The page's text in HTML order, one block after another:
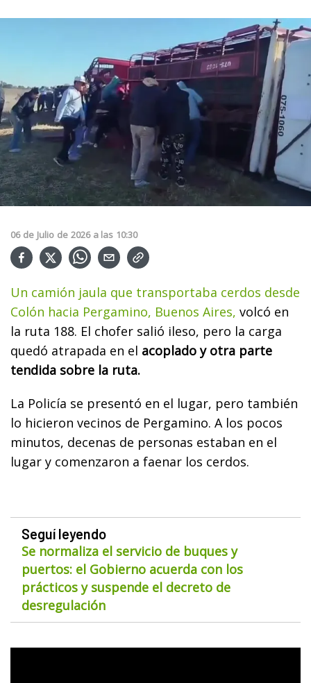
06 de Julio de 2026 a las 10:30
Un camión jaula que transportaba cerdos desde
Colón hacia Pergamino, Buenos Aires, volcó en
la ruta 188. El chofer salió ileso, pero la carga
quedó atrapada en el acoplado y otra parte
tendida sobre la ruta.
La Policía se presentó en el lugar, pero también
lo hicieron vecinos de Pergamino. A los pocos
minutos, decenas de personas estaban en el
lugar y comenzaron a faenar los cerdos.
Seguí leyendo
Se normaliza el servicio de buques y
puertos: el Gobierno acuerda con los
prácticos y suspende el decreto de
desregulación